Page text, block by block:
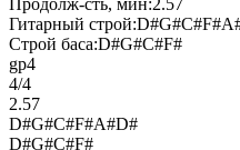
Гитарный строй:
Строй баса:D#G#C#F#
gp4
4/4
2.57
D#G#C#F#A#D#
D#G#C#F#